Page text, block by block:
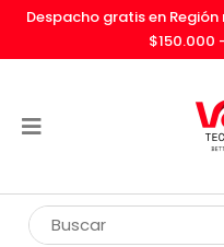
Despacho gratis en
$150.000